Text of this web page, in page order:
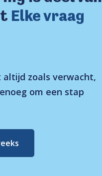
Elke vraag
zoals verwacht,
om een stap